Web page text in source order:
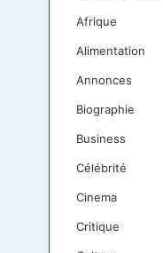
Afrique
Alimentation
Annonces
Biographie
Business
Célébrité
Cinema
Critique